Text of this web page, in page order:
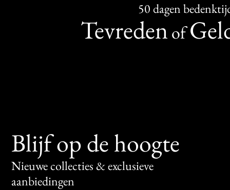
50 dagen
Tevredenof
Blijf op de hoogte
Nieuwe collecties & exclusieve
aanbiedingen